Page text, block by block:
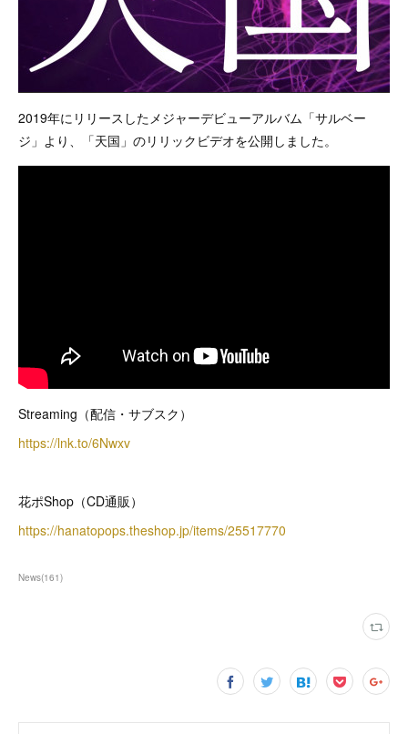
2019年にリリースしたメジャーデビューアルバム「サルベー
ジ」より、「天国」のリリックビデオを公開しました。
Streaming（配信・サブスク）
https://lnk.to/6Nwxv
花ポShop（CD通販）
https://hanatopops.theshop.jp/items/25517770
News(161)